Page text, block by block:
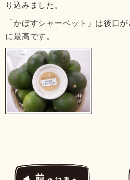
り込みました。
「かぼすシャーベット」は後口
に最高です。